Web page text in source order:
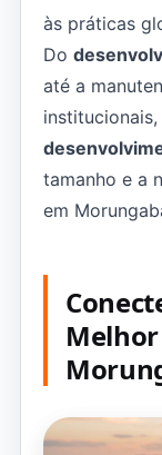
às práticas
Do
até a
tamanho e a
em